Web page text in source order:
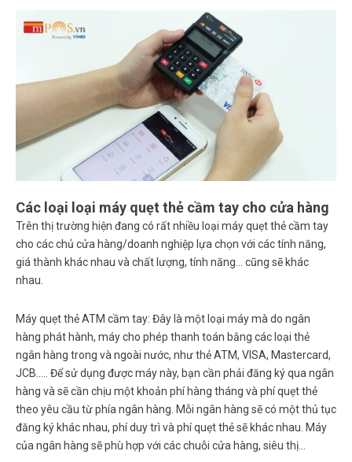
Các loại loại máy quẹt thẻ cầm tay cho cửa hàng
Trên thị trường hiện đang có rất nhiều loại máy quẹt thẻ cầm tay
cho các chủ cửa hàng/doanh nghiệp lựa chọn với các tính năng,
giá thành khác nhau và chất lượng, tính năng… cũng sẽ khác
nhau.
Máy quẹt thẻ ATM cầm tay: Đây là một loại máy mà do ngân
hàng phát hành, máy cho phép thanh toán bằng các loại thẻ
ngân hàng trong và ngoài nước, như thẻ ATM, VISA, Mastercard,
JCB….. Để sử dụng được máy này, bạn cần phải đăng ký qua ngân
hàng và sẽ cần chịu một khoản phí hàng tháng và phí quẹt thẻ
theo yêu cầu từ phía ngân hàng. Mỗi ngân hàng sẽ có một thủ tục
đăng ký khác nhau, phí duy trì và phí quẹt thẻ sẽ khác nhau. Máy
của ngân hàng sẽ phù hợp với các chuỗi cửa hàng, siêu thị…